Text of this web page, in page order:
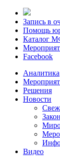
Запись в
Помощь
Каталог
Facebook
Аналитика
Решения
Новости
Видео